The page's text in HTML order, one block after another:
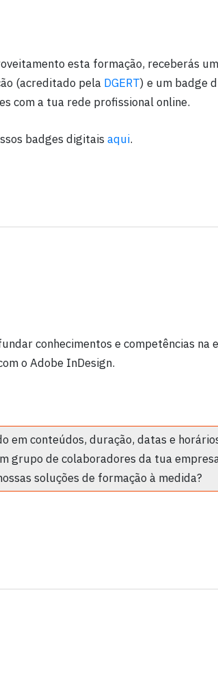
esta formação, receberás um
(acreditado pela DGERT) e um badge
com a tua rede profissional online.
badges digitais aqui.
conhecimentos e competências na
o Adobe InDesign.
em conteúdos, duração, datas e
grupo de colaboradores da tua
soluções de formação à medida?